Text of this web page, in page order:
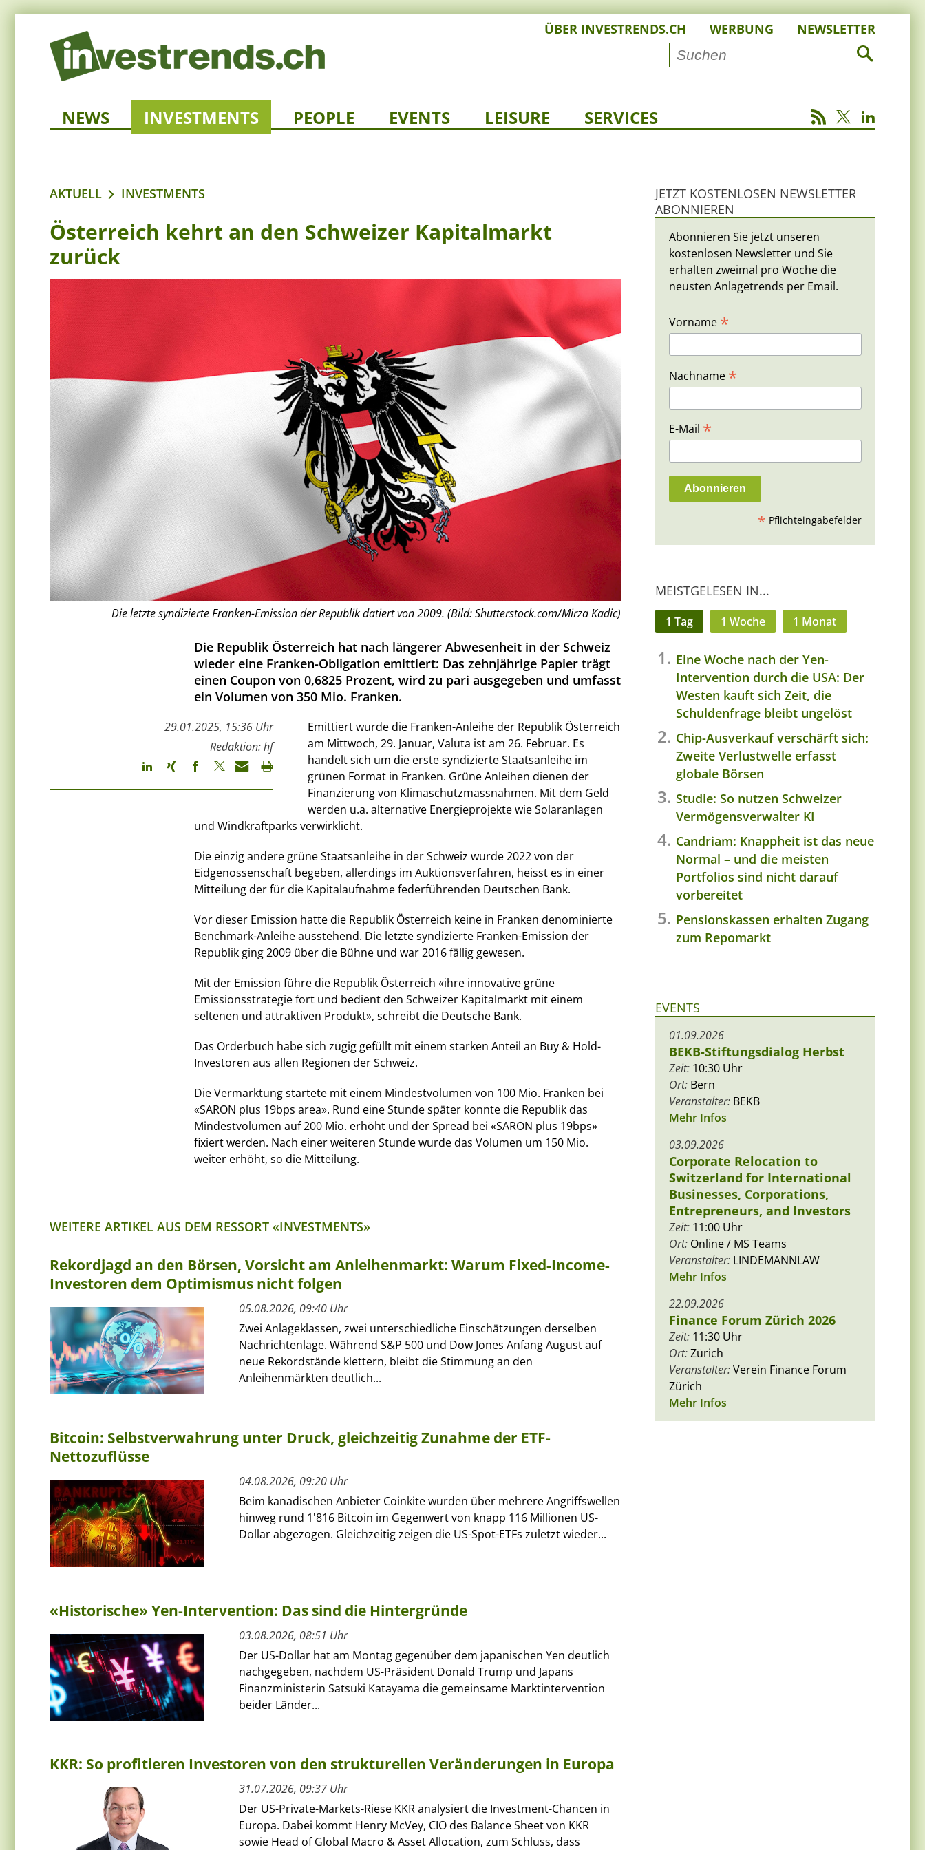
ÜBER INVESTRENDS.CH WERBUNG NEWSLETTER
NEWS INVESTMENTS PEOPLE EVENTS LEISURE SERVICES
AKTUELL INVESTMENTS
Österreich kehrt an den Schweizer Kapitalmarkt
zurück
Die letzte syndizierte Franken-Emission der Republik datiert von 2009. (Bild: Shutterstock.com/Mirza Kadic)
Die Republik Österreich hat nach längerer Abwesenheit in der Schweiz
wieder eine Franken-Obligation emittiert: Das zehnjährige Papier trägt
einen Coupon von 0,6825 Prozent, wird zu pari ausgegeben und umfasst
ein Volumen von 350 Mio. Franken.
29.01.2025, 15:36 Uhr
Redaktion: hf
Emittiert wurde die Franken-Anleihe der Republik Österreich
am Mittwoch, 29. Januar, Valuta ist am 26. Februar. Es
handelt sich um die erste syndizierte Staatsanleihe im
grünen Format in Franken. Grüne Anleihen dienen der
Finanzierung von Klimaschutzmassnahmen. Mit dem Geld
werden u.a. alternative Energieprojekte wie Solaranlagen
und Windkraftparks verwirklicht.
Die einzig andere grüne Staatsanleihe in der Schweiz wurde 2022 von der
Eidgenossenschaft begeben, allerdings im Auktionsverfahren, heisst es in einer
Mitteilung der für die Kapitalaufnahme federführenden Deutschen Bank.
Vor dieser Emission hatte die Republik Österreich keine in Franken denominierte
Benchmark-Anleihe ausstehend. Die letzte syndizierte Franken-Emission der
Republik ging 2009 über die Bühne und war 2016 fällig gewesen.
Mit der Emission führe die Republik Österreich «ihre innovative grüne
Emissionsstrategie fort und bedient den Schweizer Kapitalmarkt mit einem
seltenen und attraktiven Produkt», schreibt die Deutsche Bank.
Das Orderbuch habe sich zügig gefüllt mit einem starken Anteil an Buy & Hold-
Investoren aus allen Regionen der Schweiz.
Die Vermarktung startete mit einem Mindestvolumen von 100 Mio. Franken bei
«SARON plus 19bps area». Rund eine Stunde später konnte die Republik das
Mindestvolumen auf 200 Mio. erhöht und der Spread bei «SARON plus 19bps»
fixiert werden. Nach einer weiteren Stunde wurde das Volumen um 150 Mio.
weiter erhöht, so die Mitteilung.
WEITERE ARTIKEL AUS DEM RESSORT «INVESTMENTS»
Rekordjagd an den Börsen, Vorsicht am Anleihenmarkt: Warum Fixed-Income-
Investoren dem Optimismus nicht folgen
05.08.2026, 09:40 Uhr
Zwei Anlageklassen, zwei unterschiedliche Einschätzungen derselben
Nachrichtenlage. Während S&P 500 und Dow Jones Anfang August auf
neue Rekordstände klettern, bleibt die Stimmung an den
Anleihenmärkten deutlich...
Bitcoin: Selbstverwahrung unter Druck, gleichzeitig Zunahme der ETF-
Nettozuflüsse
04.08.2026, 09:20 Uhr
Beim kanadischen Anbieter Coinkite wurden über mehrere Angriffswellen
hinweg rund 1'816 Bitcoin im Gegenwert von knapp 116 Millionen US-
Dollar abgezogen. Gleichzeitig zeigen die US-Spot-ETFs zuletzt wieder...
«Historische» Yen-Intervention: Das sind die Hintergründe
03.08.2026, 08:51 Uhr
Der US-Dollar hat am Montag gegenüber dem japanischen Yen deutlich
nachgegeben, nachdem US-Präsident Donald Trump und Japans
Finanzministerin Satsuki Katayama die gemeinsame Marktintervention
beider Länder...
KKR: So profitieren Investoren von den strukturellen Veränderungen in Europa
31.07.2026, 09:37 Uhr
Der US-Private-Markets-Riese KKR analysiert die Investment-Chancen in
Europa. Dabei kommt Henry McVey, CIO des Balance Sheet von KKR
sowie Head of Global Macro & Asset Allocation, zum Schluss, dass
JETZT KOSTENLOSEN NEWSLETTER
ABONNIEREN
Abonnieren Sie jetzt unseren
kostenlosen Newsletter und Sie
erhalten zweimal pro Woche die
neusten Anlagetrends per Email.
Vorname *
Nachname *
E-Mail *
* Pflichteingabefelder
MEISTGELESEN IN...
1 Tag 1 Woche 1 Monat
Eine Woche nach der Yen-
Intervention durch die USA: Der
Westen kauft sich Zeit, die
Schuldenfrage bleibt ungelöst
Chip-Ausverkauf verschärft sich:
Zweite Verlustwelle erfasst
globale Börsen
Studie: So nutzen Schweizer
Vermögensverwalter KI
Candriam: Knappheit ist das neue
Normal – und die meisten
Portfolios sind nicht darauf
vorbereitet
Pensionskassen erhalten Zugang
zum Repomarkt
EVENTS
01.09.2026
BEKB-Stiftungsdialog Herbst
Zeit: 10:30 Uhr
Ort: Bern
Veranstalter: BEKB
Mehr Infos
03.09.2026
Corporate Relocation to
Switzerland for International
Businesses, Corporations,
Entrepreneurs, and Investors
Zeit: 11:00 Uhr
Ort: Online / MS Teams
Veranstalter: LINDEMANNLAW
Mehr Infos
22.09.2026
Finance Forum Zürich 2026
Zeit: 11:30 Uhr
Ort:Zürich
Veranstalter:Verein Finance Forum
Zürich
Mehr Infos